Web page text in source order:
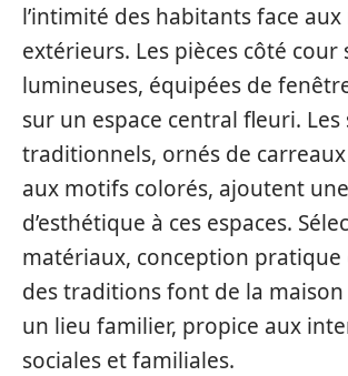
l’intimité des habitants face
extérieurs. Les pièces côté
lumineuses, équipées de
sur un espace central fleuri. Les
traditionnels, ornés de
aux motifs colorés, ajoutent
d’esthétique à ces espaces.
matériaux, conception pratique
des traditions font de la
un lieu familier, propice aux
sociales et familiales.